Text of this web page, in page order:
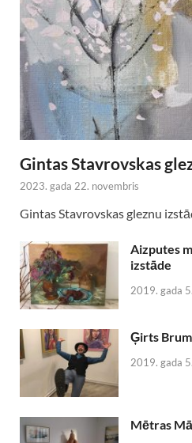
Gintas Stavrovskas
2023. gada 22. novembris
Gintas Stavrovskas gleznu
Aizputes
izstāde
2019. gada
Ģirts
2019. gada
Mētras